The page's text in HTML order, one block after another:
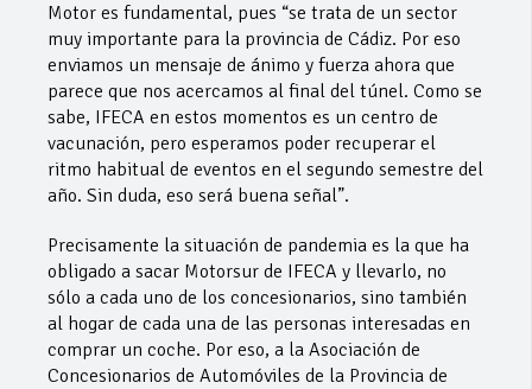
Motor es fundamental, pues “se trata de un sector
muy importante para la provincia de Cádiz. Por eso
enviamos un mensaje de ánimo y fuerza ahora que
parece que nos acercamos al final del túnel. Como se
sabe, IFECA en estos momentos es un centro de
vacunación, pero esperamos poder recuperar el
ritmo habitual de eventos en el segundo semestre del
año. Sin duda, eso será buena señal”.
Precisamente la situación de pandemia es la que ha
obligado a sacar Motorsur de IFECA y llevarlo, no
sólo a cada uno de los concesionarios, sino también
al hogar de cada una de las personas interesadas en
comprar un coche. Por eso, a la Asociación de
Concesionarios de Automóviles de la Provincia de